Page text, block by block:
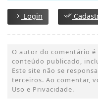
Login
O autor do comentário
conteúdo publicado,
Este site não se
terceiros. Ao comentar,
Uso e Privacidade.